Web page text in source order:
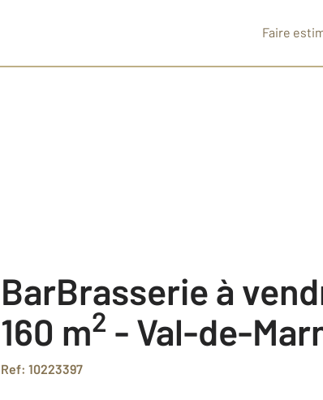
Faire
BarBrasserie à
160 m2 - Val-de-
Ref: 10223397